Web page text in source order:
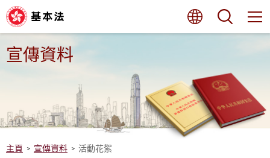
至
內
容
開
始
語言
宣傳資料
主頁 宣傳資料 活動花絮